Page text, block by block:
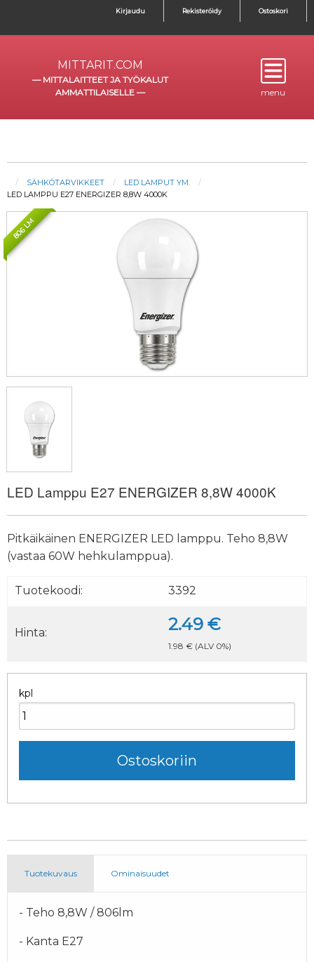
Kirjaudu Rekisteröidy Ostoskori
MITTARIT.COM
— MITTALAITTEET JA TYÖKALUT
AMMATTILAISELLE — menu
SÄHKÖTARVIKKEET
LED LAMPUT YM.
LED LAMPPU E27 ENERGIZER 8,8W 4000K
806 LM
LED Lamppu E27 ENERGIZER 8,8W 4000K
Pitkäikäinen ENERGIZER LED lamppu. Teho 8,8W
(vastaa 60W hehkulamppua).
Tuotekoodi: 3392
Hinta: 2.49 €
1.98 € (ALV 0%)
kpl
Tuotekuvaus Ominaisuudet
- Teho 8,8W / 806lm
- Kanta E27